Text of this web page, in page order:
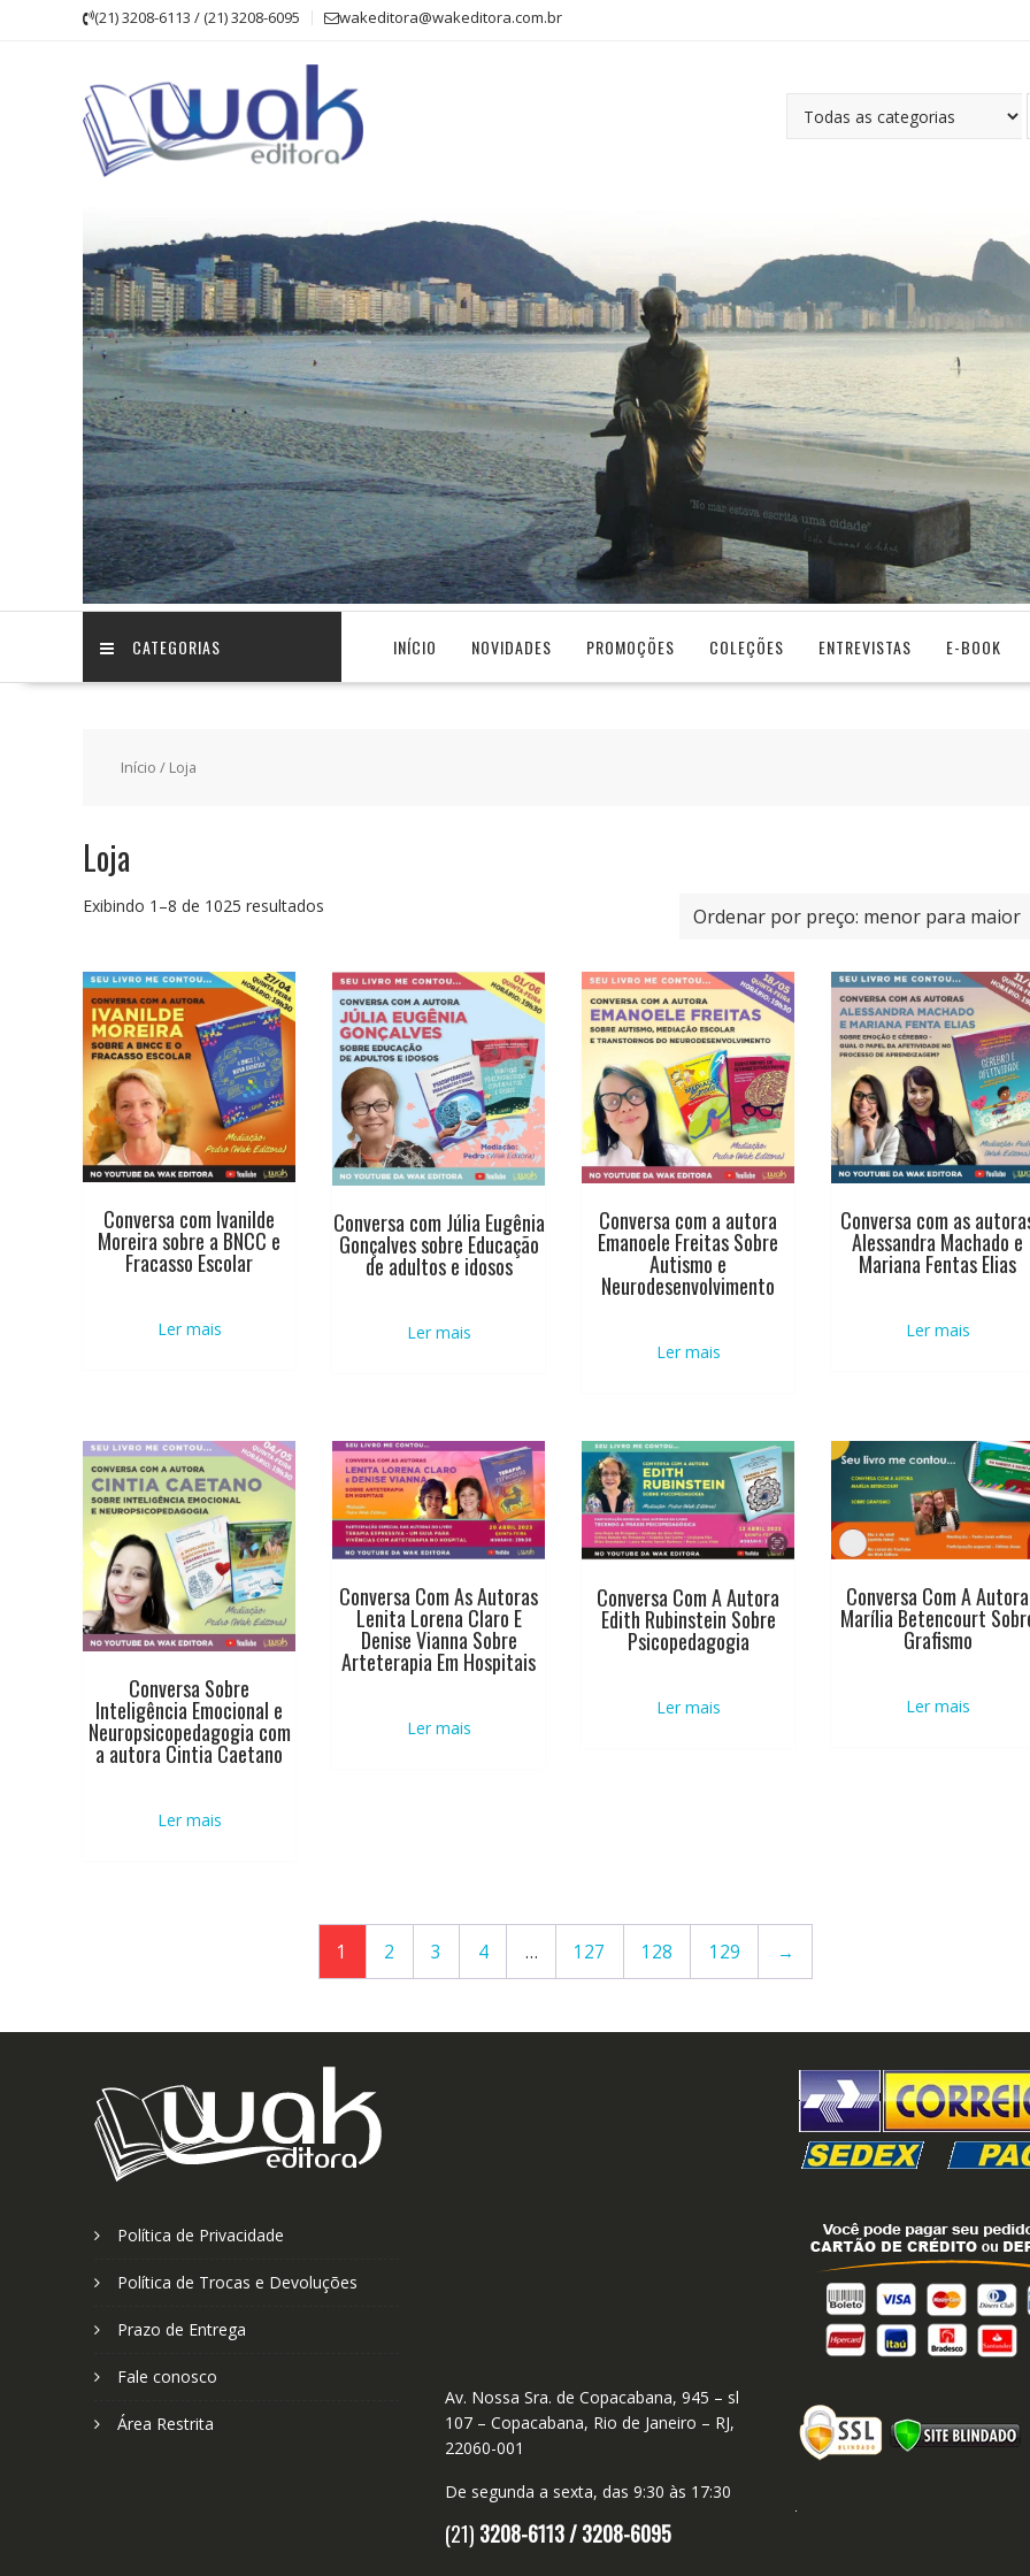
(21) 3208-6113 / (21) 3208-6095 wakeditora@wakeditora.com.br
CATEGORIAS INÍCIO NOVIDADES PROMOÇÕES COLEÇÕES ENTREVISTAS E-BOOK
Início / Loja
Loja
Exibindo 1–8 de 1025 resultados
baixo
para
alto
Conversa com Ivanilde
Moreira sobre a BNCC e
Fracasso Escolar
Ler mais
Conversa com Júlia Eugênia
Gonçalves sobre Educação
de adultos e idosos
Ler mais
Conversa com a autora
Emanoele Freitas Sobre
Autismo e
Neurodesenvolvimento
Ler mais
Conversa com as
Alessandra Machado e
Mariana Fentas Elias
Ler mais
Conversa Sobre
Inteligência Emocional e
Neuropsicopedagogia com
a autora Cintia Caetano
Ler mais
Conversa Com As Autoras
Lenita Lorena Claro E
Denise Vianna Sobre
Arteterapia Em Hospitais
Ler mais
Conversa Com A Autora
Edith Rubinstein Sobre
Psicopedagogia
Ler mais
Conversa Com A Autora
Marília Betencourt
Grafismo
Ler mais
1 2 3 4 … 127 128 129 →
Política de Privacidade
Política de Trocas e Devoluções
Prazo de Entrega
Fale conosco
Área Restrita
Av. Nossa Sra. de Copacabana, 945 – sl
107 – Copacabana, Rio de Janeiro – RJ,
22060-001
De segunda a sexta, das 9:30 às 17:30
(21) 3208-6113 /3208-6095